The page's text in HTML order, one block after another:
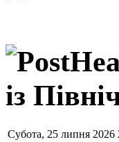
із
Субота, 25 липня 2026